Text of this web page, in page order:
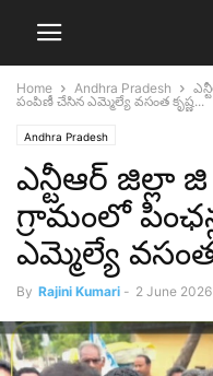
Home Andhra Pradesh
పంపిణీ చేసిన ఎమ్మెల్యే వసంత కృష్ణ...
Andhra Pradesh
ఎన్టీఆర్ జిల్లా
గ్రామంలో
ఎమ్మెల్యే వసంత
By Rajini Kumari - 2 June 2026